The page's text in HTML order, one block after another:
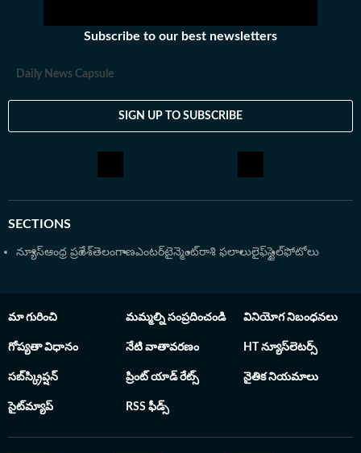
Subscribe to our best newsletters
Daily News Capsule
SIGN UP TO SUBSCRIBE
SECTIONS
న్యూస్ఆంధ్ర ప్రదేశ్తెలంగాణఎంటర్‌టైన్మెంట్రాశి ఫలాలులైఫ్‌స్టైల్ఫోటోలు
మా గురించి మమ్మల్ని సంప్రదించండి వినియోగ నిబంధనలు
గోప్యతా విధానం నేటి వాతావరణం HT న్యూస్‌లెటర్స్
సబ్‌స్క్రిప్షన్ ప్రింట్ యాడ్ రేట్స్ నైతిక నియమాలు
సైట్‌మ్యాప్ RSS ఫీడ్స్